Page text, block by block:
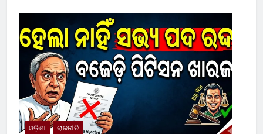
ଓଡ଼ିଶା ରାଜନୀତି